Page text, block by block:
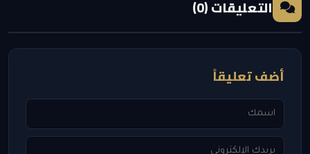
التعليقات (0)
أضف تعليقاً